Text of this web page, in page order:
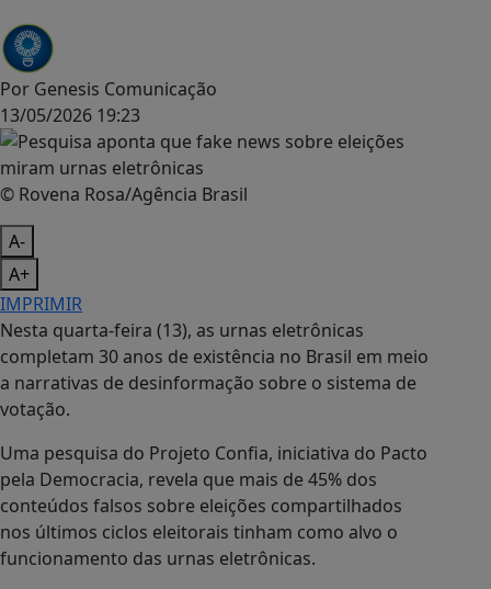
Por Genesis Comunicação
13/05/2026 19:23
© Rovena Rosa/Agência Brasil
A-
A+
IMPRIMIR
Nesta quarta-feira (13), as urnas eletrônicas
completam 30 anos de existência no Brasil em meio
a narrativas de desinformação sobre o sistema de
votação.
Uma pesquisa do Projeto Confia, iniciativa do Pacto
pela Democracia, revela que mais de 45% dos
conteúdos falsos sobre eleições compartilhados
nos últimos ciclos eleitorais tinham como alvo o
funcionamento das urnas eletrônicas.